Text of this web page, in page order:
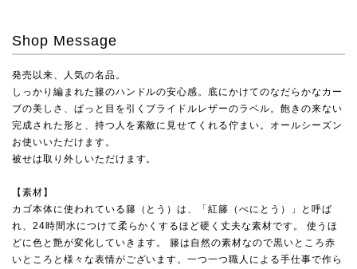
Shop Message
発売以来、人気の名品。
しっかり編まれた籐のハンドルの安心感。底にかけてのなだらかなカー
ブの美しさ、ぱっと目を引くブライドルレザーのラベル。飽きの来ない
完成された形と、持つ人を素敵に見せてくれる佇まい。オールシーズン
お使いいただけます。
被せは取り外しいただけます。
【素材】
カゴ本体に使われている籐（とう）は、「紅籐（べにとう）」と呼ば
れ、24時間水につけて柔らかくするほど硬く丈夫な素材です。 使うほ
どに色と艶が変化していきます。 籐は自然の素材なので黒いところ赤
いところと様々な表情がございます。一つ一つ職人による手仕事で作ら